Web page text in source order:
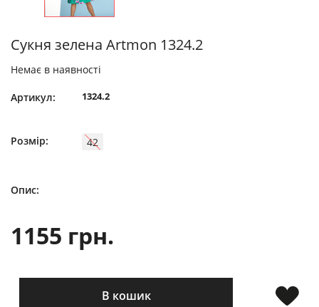
Сукня зелена Artmon 1324.2
Немає в наявності
Артикул: 1324.2
Розмір: 42
Опис:
1155 грн.
В кошик